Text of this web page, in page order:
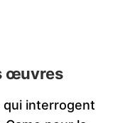
œuvres
qui interrogent